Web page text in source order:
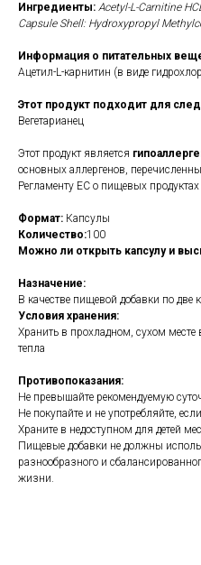
Ингредиенты: Acetyl-L-Carnitine
Capsule Shell: Hydroxypropyl
Информация о питательных
Ацетил-L-карнитин (в виде
Этот продукт подходит для
Вегетарианец
Этот продукт является
основных аллергенов,
Регламенту ЕС о пищевых продуктах
Формат: Капсулы
Количество:100
Можно ли открыть капсулу и
Назначение:
В качестве пищевой добавки по две
Условия хранения:
Хранить в прохладном, сухом
тепла
Противопоказания:
Не превышайте рекомендуемую
Не покупайте и не употребляйте,
Храните в недоступном для детей
Пищевые добавки не должны
разнообразного и
жизни.